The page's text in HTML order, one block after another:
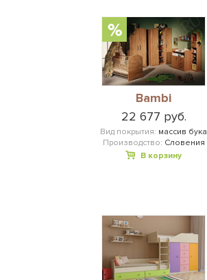
Bambi
22 677 руб.
Вид покрытия: массив бука
Производство: Словения
В корзину